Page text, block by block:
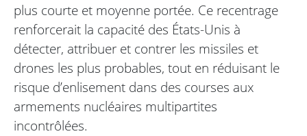
plus courte et moyenne portée. Ce recentrage
renforcerait la capacité des États-Unis à
détecter, attribuer et contrer les missiles et
drones les plus probables, tout en réduisant le
risque d’enlisement dans des courses aux
armements nucléaires multipartites
incontrôlées.